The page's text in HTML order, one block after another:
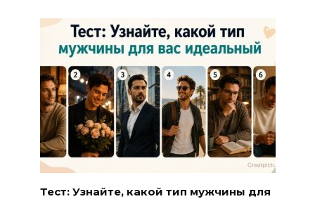
Тест: Узнайте, какой тип мужчины для